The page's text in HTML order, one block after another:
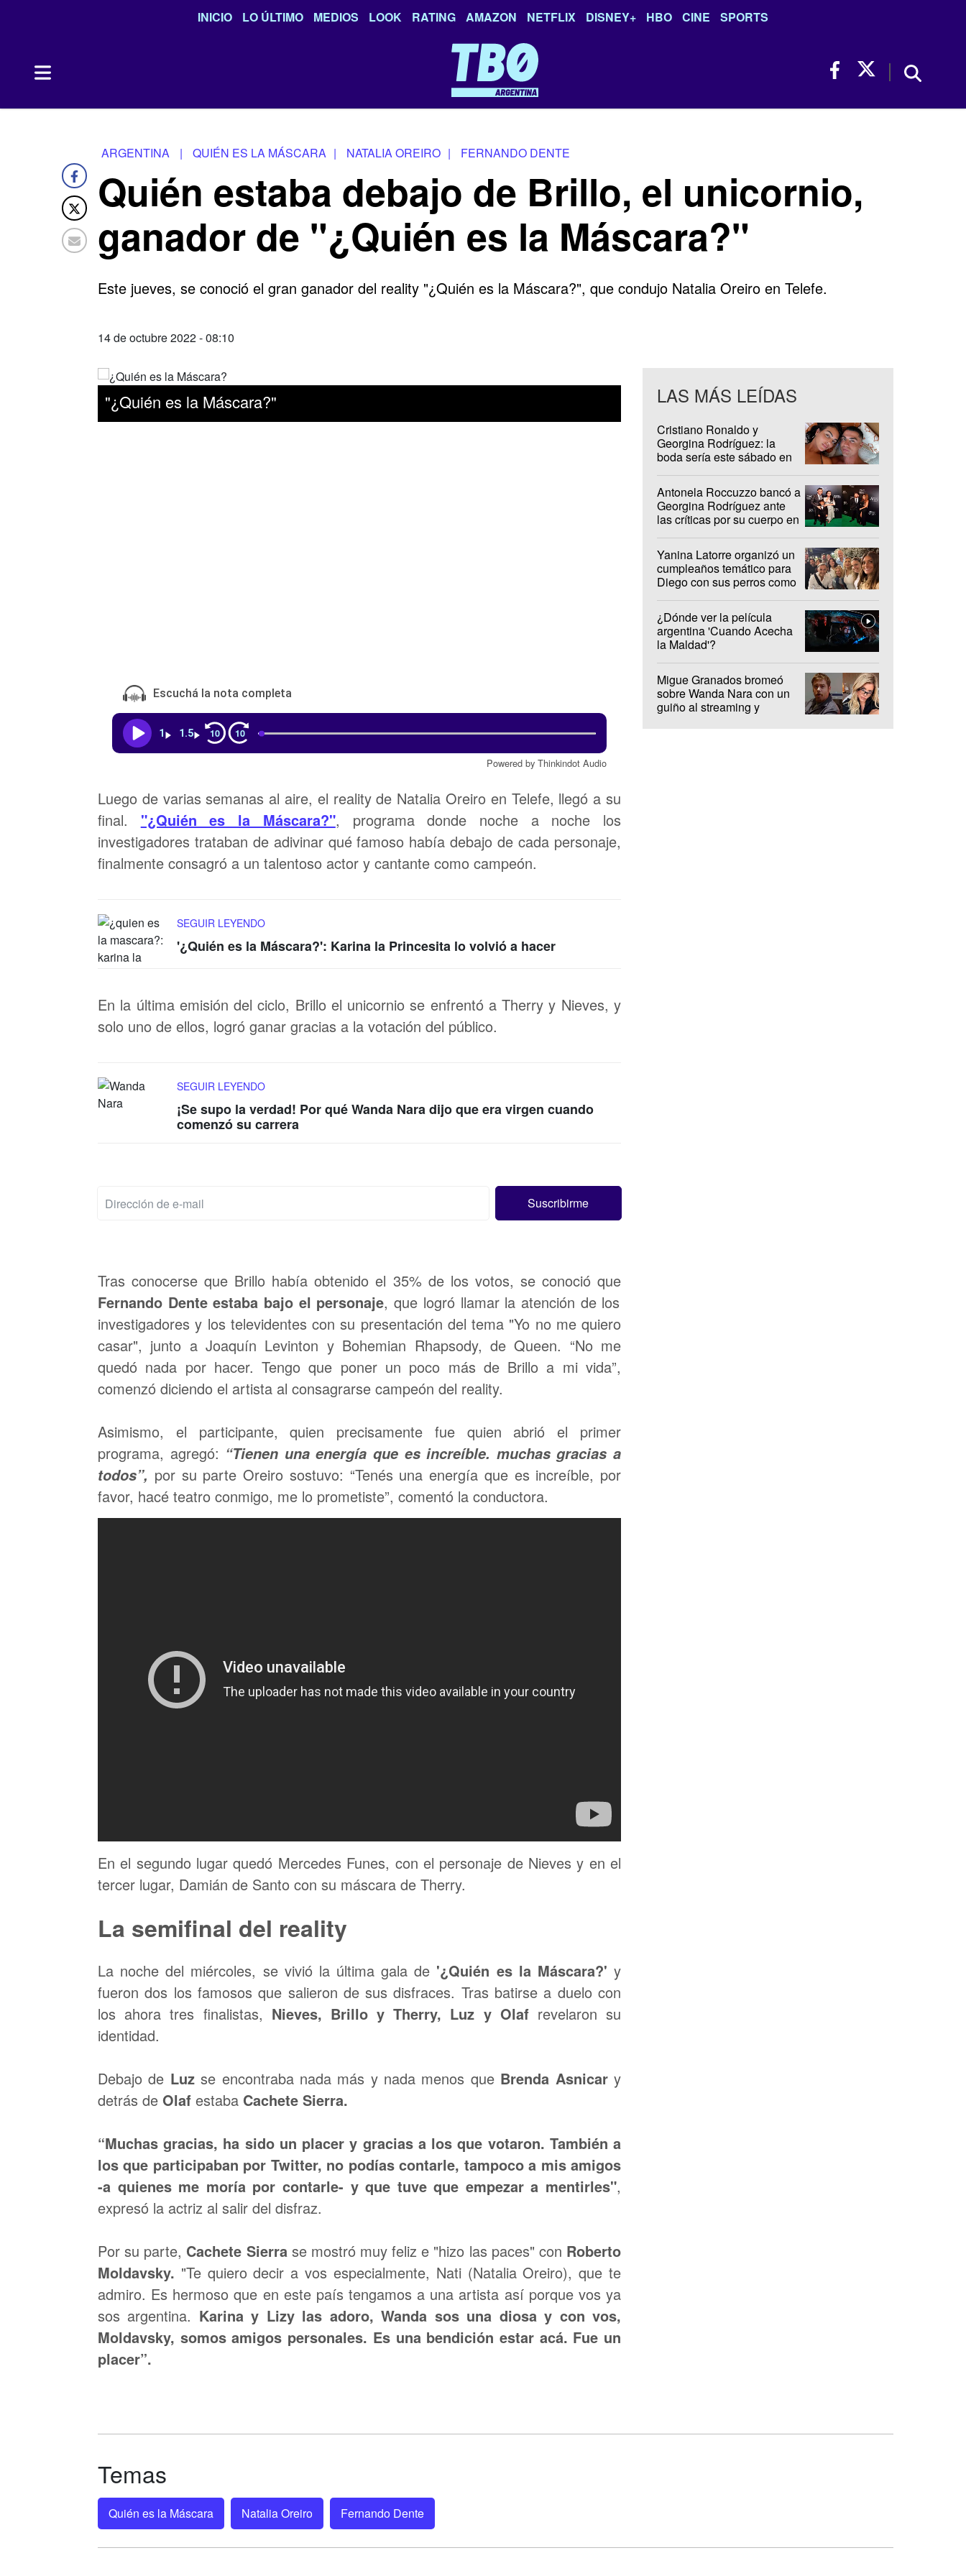
INICIO LO ÚLTIMO MEDIOS LOOK RATING AMAZON NETFLIX DISNEY+ HBO CINE SPORTS
ARGENTINA | QUIÉN ES LA MÁSCARA | NATALIA OREIRO | FERNANDO DENTE
Quién estaba debajo de Brillo, el unicornio,
ganador de "¿Quién es la Máscara?"
Este jueves, se conoció el gran ganador del reality "¿Quién es la Máscara?", que condujo Natalia Oreiro en Telefe.
14 de octubre 2022 - 08:10
"¿Quién es la Máscara?"
Escuchá la nota completa
1 1.5 10 10
Powered by Thinkindot Audio
Luego de varias semanas al aire, el reality de Natalia Oreiro en Telefe, llegó a su
final. "¿Quién es la Máscara?", programa donde noche a noche los
investigadores trataban de adivinar qué famoso había debajo de cada personaje,
finalmente consagró a un talentoso actor y cantante como campeón.
SEGUIR LEYENDO
'¿Quién es la Máscara?': Karina la Princesita lo volvió a hacer
En la última emisión del ciclo, Brillo el unicornio se enfrentó a Therry y Nieves, y
solo uno de ellos, logró ganar gracias a la votación del público.
SEGUIR LEYENDO
¡Se supo la verdad! Por qué Wanda Nara dijo que era virgen cuando
comenzó su carrera
Tras conocerse que Brillo había obtenido el 35% de los votos, se conoció que
Fernando Dente estaba bajo el personaje, que logró llamar la atención de los
investigadores y los televidentes con su presentación del tema "Yo no me quiero
casar", junto a Joaquín Levinton y Bohemian Rhapsody, de Queen. “No me
quedó nada por hacer. Tengo que poner un poco más de Brillo a mi vida”,
comenzó diciendo el artista al consagrarse campeón del reality.
Asimismo, el participante, quien precisamente fue quien abrió el primer
programa, agregó: “Tienen una energía que es increíble. muchas gracias a
todos”, por su parte Oreiro sostuvo: “Tenés una energía que es increíble, por
favor, hacé teatro conmigo, me lo prometiste”, comentó la conductora.
En el segundo lugar quedó Mercedes Funes, con el personaje de Nieves y en el
tercer lugar, Damián de Santo con su máscara de Therry.
La semifinal del reality
La noche del miércoles, se vivió la última gala de '¿Quién es la Máscara?' y
fueron dos los famosos que salieron de sus disfraces. Tras batirse a duelo con
los ahora tres finalistas, Nieves, Brillo y Therry, Luz y Olaf revelaron su
identidad.
Debajo de Luzse encontraba nada más y nada menos que Brenda Asnicary
detrás de Olaf estaba Cachete Sierra.
“Muchas gracias, ha sido un placer y gracias a los que votaron. También a
los que participaban por Twitter, no podías contarle, tampoco a mis amigos
-a quienes me moría por contarle- y que tuve que empezar a mentirles",
expresó la actriz al salir del disfraz.
Por su parte, Cachete Sierra se mostró muy feliz e "hizo las paces" con Roberto
Moldavsky. "Te quiero decir a vos especialmente, Nati (Natalia Oreiro), que te
admiro. Es hermoso que en este país tengamos a una artista así porque vos ya
sos argentina. Karina y Lizy las adoro, Wanda sos una diosa y con vos,
Moldavsky, somos amigos personales. Es una bendición estar acá. Fue un
placer”.
LAS MÁS LEÍDAS
Cristiano Ronaldo y
Georgina Rodríguez: la
boda sería este sábado en
Antonela Roccuzzo bancó a
Georgina Rodríguez ante
las críticas por su cuerpo en
Yanina Latorre organizó un
cumpleaños temático para
Diego con sus perros como
¿Dónde ver la película
argentina 'Cuando Acecha
la Maldad'?
Migue Granados bromeó
sobre Wanda Nara con un
guiño al streaming y
Temas
Quién es la Máscara Natalia Oreiro Fernando Dente